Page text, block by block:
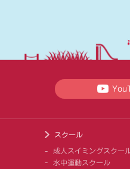
スクール
成人スイミングスクー
水中運動スクール